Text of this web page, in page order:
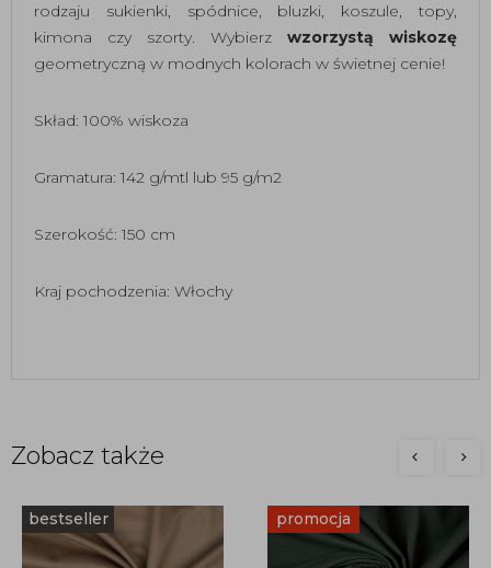
rodzaju sukienki, spódnice, bluzki, koszule, topy,
kimona czy szorty. Wybierz wzorzystą wiskozę
geometryczną w modnych kolorach w świetnej cenie!
Skład: 100% wiskoza
Gramatura: 142 g/mtl lub 95 g/m2
Szerokość: 150 cm
Kraj pochodzenia: Włochy
Zobacz także
bestseller promocja